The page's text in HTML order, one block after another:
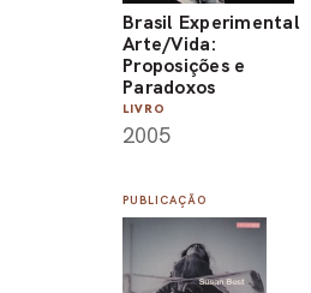
Brasil Experimental
Arte/Vida:
Proposições e
Paradoxos
LIVRO
2005
PUBLICAÇÃO